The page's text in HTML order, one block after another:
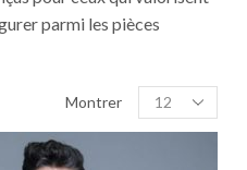
parmi les pièces
Montrer